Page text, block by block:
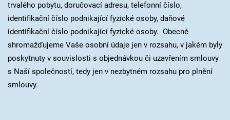
trvalého pobytu, doručovací adresu, telefonní číslo,
identifikační číslo podnikající fyzické osoby, daňové
identifikační číslo podnikající fyzické osoby. Obecně
shromažďujeme Vaše osobní údaje jen v rozsahu, v jakém byly
poskytnuty v souvislosti s objednávkou či uzavřením smlouvy
s Naší společností, tedy jen v nezbytném rozsahu pro plnění
smlouvy.